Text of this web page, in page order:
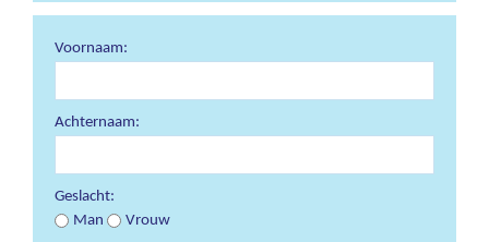
Voornaam:
Achternaam:
Geslacht:
Man
Vrouw